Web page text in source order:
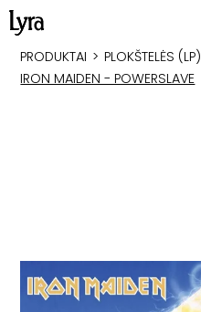
PRODUKTAI > PLOKŠTELĖS (LP)
IRON MAIDEN - POWERSLAVE